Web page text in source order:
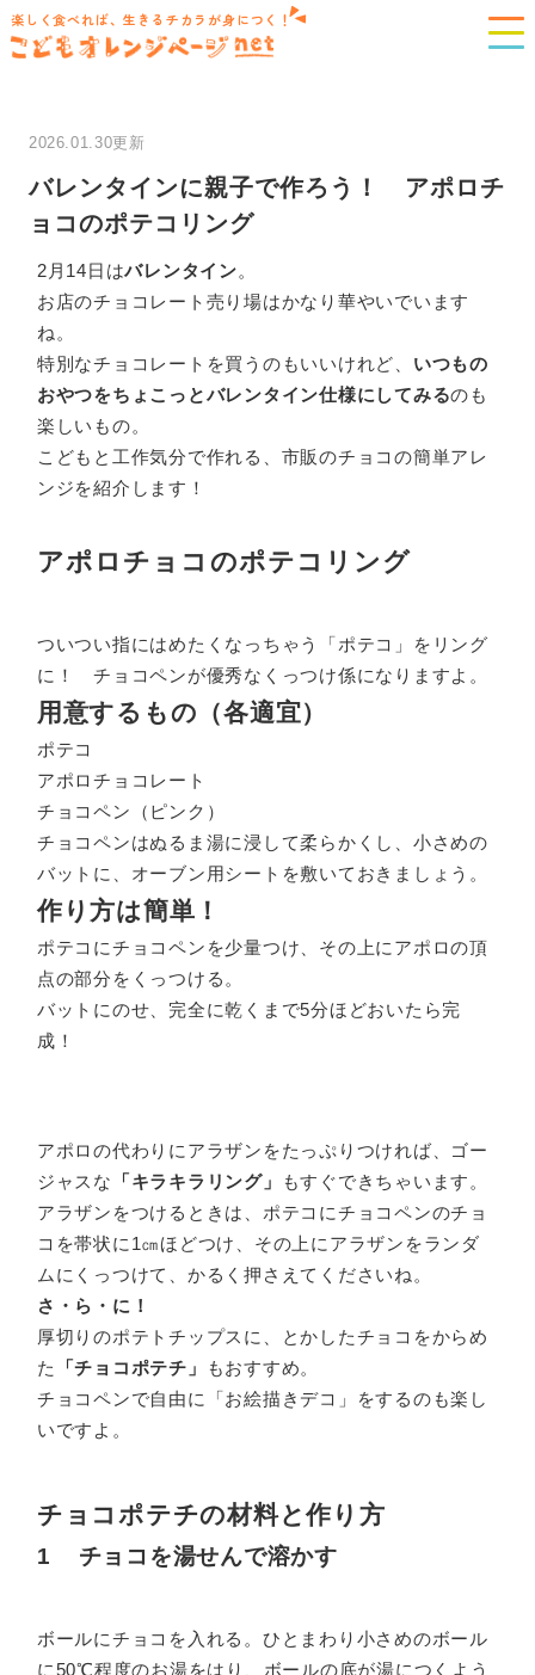
楽しく食べれば、生きるチカラが身につく！
2026.01.30更新
バレンタインに親子で作ろう！ アポロチ
ョコのポテコリング
2月14日はバレンタイン。
お店のチョコレート売り場はかなり華やいでいます
ね。
特別なチョコレートを買うのもいいけれど、 いつもの
おやつをちょこっとバレンタイン仕様にしてみるのも
楽しいもの。
こどもと工作気分で作れる、市販のチョコの簡単アレ
ンジを紹介します！
アポロチョコのポテコリング
ついつい指にはめたくなっちゃう「ポテコ」をリング
に！ チョコペンが優秀なくっつけ係になりますよ。
用意するもの（各適宜）
ポテコ
アポロチョコレート
チョコペン（ピンク）
チョコペンはぬるま湯に浸して柔らかくし、小さめの
バットに、オーブン用シートを敷いておきましょう。
作り方は簡単！
ポテコにチョコペンを少量つけ、その上にアポロの頂
点の部分をくっつける。
バットにのせ、完全に乾くまで5分ほどおいたら完
成！
アポロの代わりにアラザンをたっぷりつければ、ゴー
ジャスな
「キラキラリング」
もすぐできちゃいます。
アラザンをつけるときは、ポテコにチョコペンのチョ
コを帯状に1㎝ほどつけ、その上にアラザンをランダ
ムにくっつけて、かるく押さえてくださいね。
さ・ら・に！
厚切りのポテトチップスに、とかしたチョコをからめ
た
「チョコポテチ」
もおすすめ。
チョコペンで自由に「お絵描きデコ」をするのも楽し
いですよ。
チョコポテチの材料と作り方
1 チョコを湯せんで溶かす
ボールにチョコを入れる。ひとまわり小さめのボール
に50℃程度のお湯をはり、ボールの底が湯につくよう